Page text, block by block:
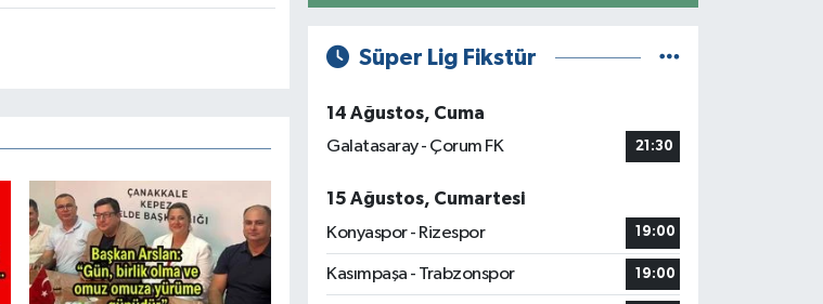
Süper Lig Fikstür
14 Ağustos, Cuma
Galatasaray - Çorum FK
21:30
15 Ağustos, Cumartesi
Konyaspor - Rizespor
19:00
Kasımpaşa - Trabzonspor 19:00